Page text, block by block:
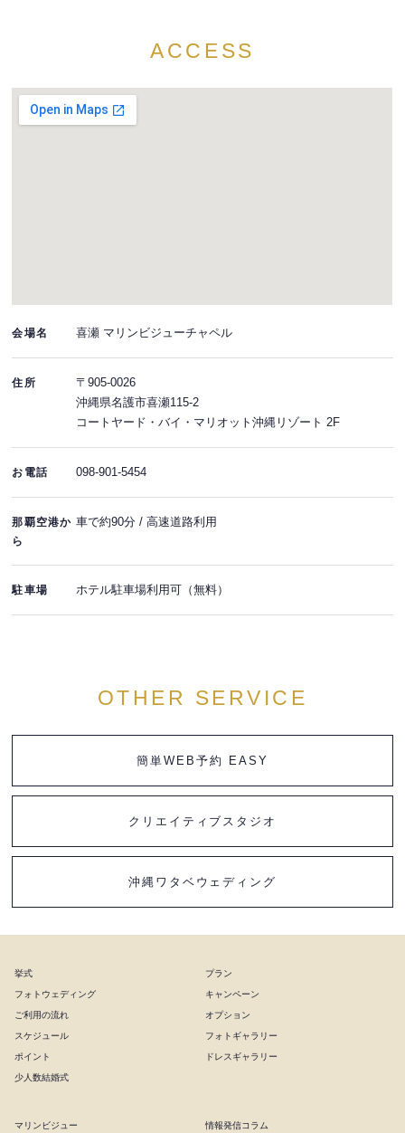
ACCESS
会場名 喜瀬 マリンビジューチャペル
住所
〒905-0026
沖縄県名護市喜瀬115-2
コートヤード・バイ・マリオット沖縄リゾート 2F
お電話 098-901-5454
那覇空港か
ら
車で約90分 / 高速道路利用
駐車場 ホテル駐車場利用可（無料）
OTHER SERVICE
簡単WEB予約 EASY
クリエイティブスタジオ
沖縄ワタベウェディング
挙式
フォトウェディング
ご利用の流れ
スケジュール
ポイント
少人数結婚式
プラン
キャンペーン
オプション
フォトギャラリー
ドレスギャラリー
マリンビジュー 情報発信コラム